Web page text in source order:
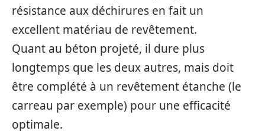
résistance aux déchirures en fait un
excellent matériau de revêtement.
Quant au béton projeté, il dure plus
longtemps que les deux autres, mais doit
être complété à un revêtement étanche (le
carreau par exemple) pour une efficacité
optimale.